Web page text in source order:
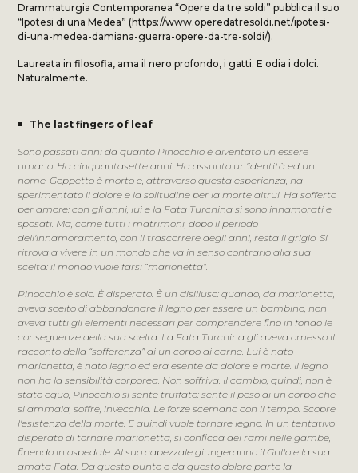
Drammaturgia Contemporanea “Opere da tre soldi” pubblica il suo
“Ipotesi di una Medea” (https://www.operedatresoldi.net/ipotesi-
di-una-medea-damiana-guerra-opere-da-tre-soldi/).
Laureata in filosofia, ama il nero profondo, i gatti. E odia i dolci.
Naturalmente.
The last fingers of leaf
Sono passati anni da quanto Pinocchio è diventato un essere
umano: Ha cinquantasette anni. Ha assunto un'identità ed un
nome. Geppetto è morto e, attraverso questa esperienza, ha
sperimentato il dolore e la solitudine per la morte altrui. Ha sofferto
per amore: con gli anni, lui e la Fata Turchina si sono innamorati e
sposati. Ma, come tutti i matrimoni, dopo il periodo
dell'innamoramento, con il trascorrere degli anni, resta il grigio. Si
ritrova a vivere in un mondo che va in senso contrario alla sua
scelta: il mondo vuole farsi “marionetta”.
Pinocchio è solo. È disperato. È un disilluso: quando, da marionetta,
aveva scelto di abbandonare il legno per essere un bambino, non
aveva tutti gli elementi necessari per comprendere fino in fondo le
conseguenze della sua scelta. La Fata Turchina gli aveva omesso il
racconto della “sofferenza” di un corpo di carne. Lui è nato
marionetta, è nato legno ed era esente da dolore e morte. Il legno
non ha la sensibilità corporea. Non soffriva. Il cambio, quindi, non è
stato equo, Pinocchio si sente truffato: sente il peso di un corpo che
si ammala, soffre, invecchia. Le forze scemano con il tempo. Scopre
l'esistenza della morte. E quindi vuole tornare legno. In un tentativo
disperato di tornare marionetta, si conficca dei rami nelle gambe,
finendo in ospedale. Al suo capezzale giungeranno il Grillo e la sua
amata Fata. Da questo punto e da questo dolore parte la